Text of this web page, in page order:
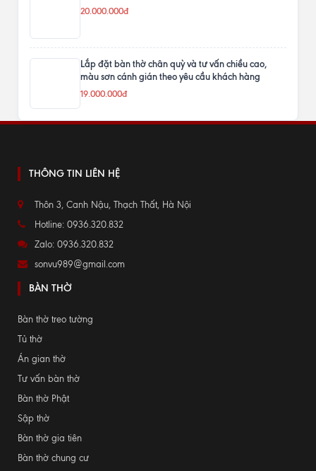
20.000.000đ
Lắp đặt bàn thờ chân quỳ và tư vấn chiều cao,
màu sơn cánh gián theo yêu cầu khách hàng
19.000.000đ
THÔNG TIN LIÊN HỆ
Thôn 3, Canh Nậu, Thạch Thất, Hà Nội
Hotline: 0936.320.832
Zalo: 0936.320.832
sonvu989@gmail.com
BÀN THỜ
Bàn thờ treo tường
Tủ thờ
Án gian thờ
Tư vấn bàn thờ
Bàn thờ Phật
Sập thờ
Bàn thờ gia tiên
Bàn thờ chung cư